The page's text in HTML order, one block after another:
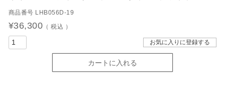
商品番号 LHB056D-19
¥36,300 税込
お気に入りに登録する
カートに入れる